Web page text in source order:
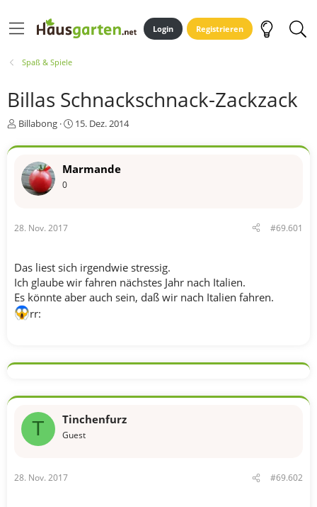
Login Registrieren
Spaß & Spiele
Billas Schnackschnack-Zackzack
E
s
e
r
Billabong
E
s
e
15. Dez. 2014
Marmande
0
28. Nov. 2017 #69.601
Das liest sich irgendwie stressig.
Ich glaube wir fahren nächstes Jahr nach Italien.
Es könnte aber auch sein, daß wir nach Italien fahren.
rr:
T Tinchenfurz
Guest
28. Nov. 2017 #69.602